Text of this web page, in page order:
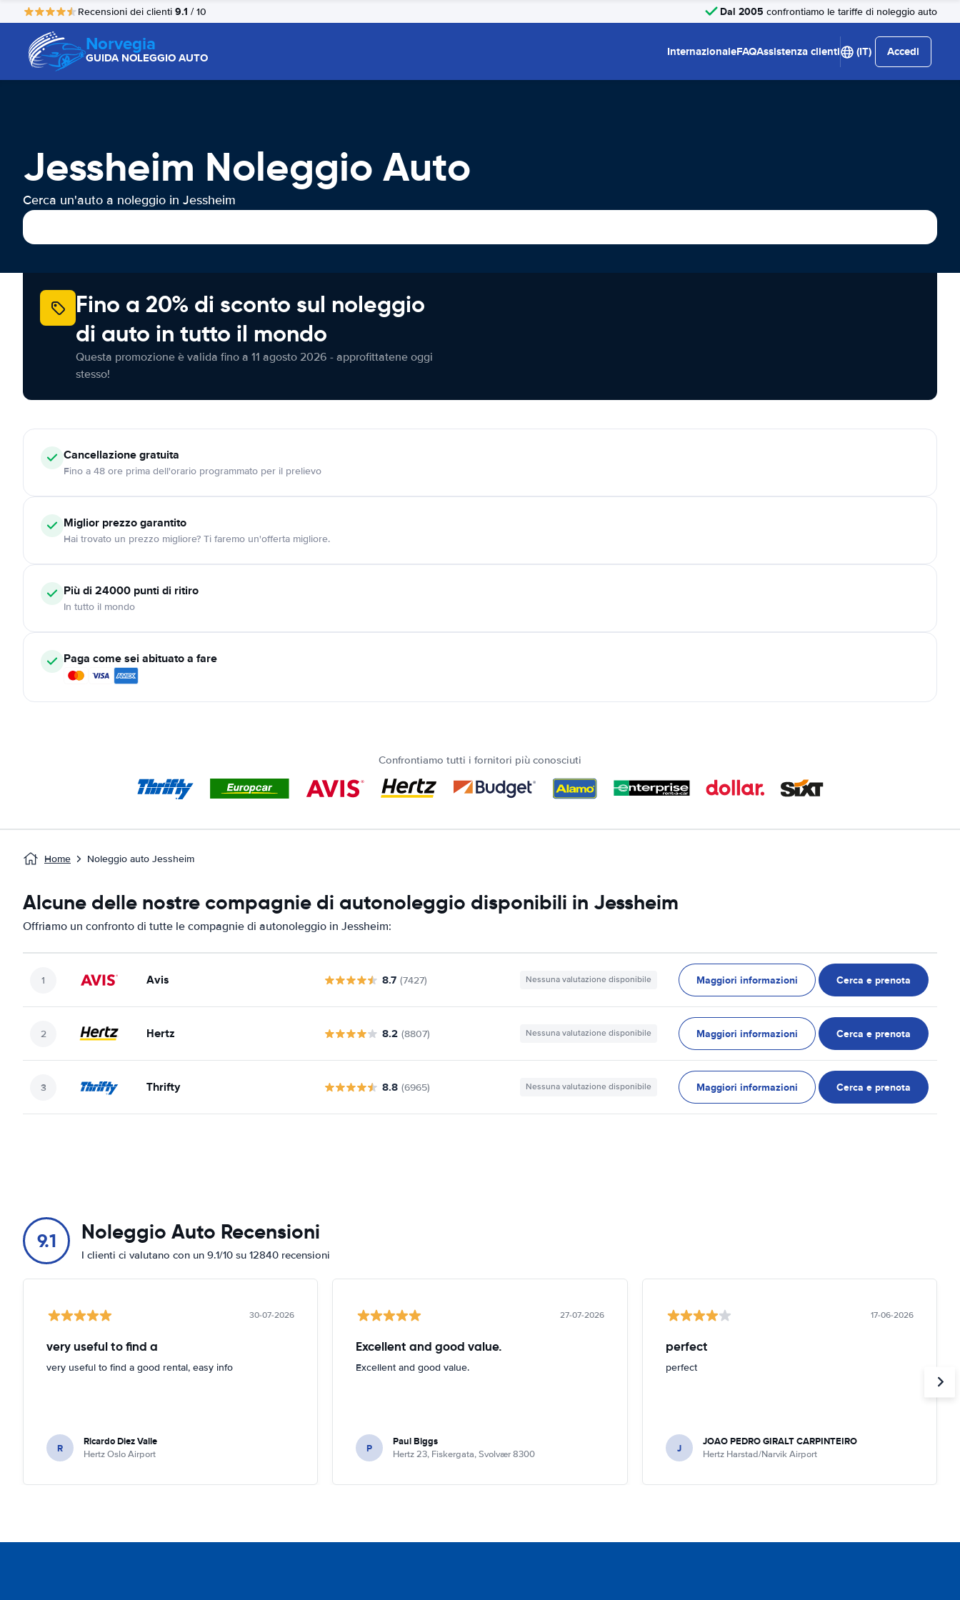
Recensioni dei clienti 9.1 / 10 Dal 2005 confrontiamo le tariffe di noleggio auto
Norvegia
GUIDA NOLEGGIO AUTO InternazionaleFAQAssistenza clienti (IT) Accedi
Jessheim Noleggio Auto
Cerca un'auto a noleggio in Jessheim
Fino a 20% di sconto sul noleggio
di auto in tutto il mondo
Questa promozione è valida fino a 11 agosto 2026 - approfittatene oggi
stesso!
Cancellazionegratuita
Fino a 48 ore prima dell'orario programmato per il prelievo
Miglior prezzo garantito
Hai trovato un prezzo migliore? Ti faremo un'offerta migliore.
Più di 24000 punti di ritiro
In tutto il mondo
Paga come sei abituato a fare
Confrontiamo tutti i fornitori più conosciuti
Home Noleggio auto Jessheim
Alcune delle nostre compagnie di autonoleggio disponibili in Jessheim
Offriamo un confronto di tutte le compagnie di autonoleggio in Jessheim:
Avis 8.7 (7427) Nessuna valutazione disponibile Maggiori informazioni Cerca e prenota
Hertz 8.2 (8807) Nessuna valutazione disponibile Maggiori informazioni Cerca e prenota
Thrifty 8.8 (6965) Nessuna valutazione disponibile Maggiori informazioni Cerca e prenota
9.1 Noleggio Auto Recensioni
I clienti ci valutano con un 9.1/10 su 12840 recensioni
30-07-2026
very useful to find a
very useful to find a good rental, easy info
R Ricardo Diez Valle
Hertz Oslo Airport
27-07-2026
Excellent and good value.
Excellent and good value.
P Paul Biggs
Hertz 23, Fiskergata, Svolvær 8300
17-06-2026
perfect
perfect
J JOAO PEDRO GIRALT CARPINTEIRO
Hertz Harstad/Narvik Airport